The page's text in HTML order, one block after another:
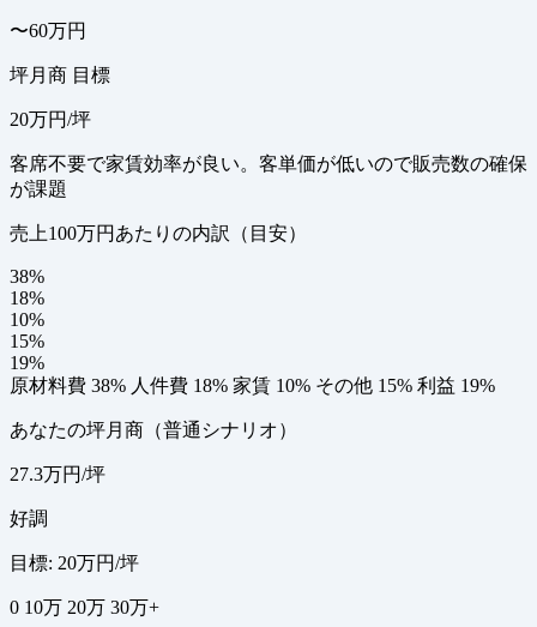
〜60万円
坪月商 目標
20万円/坪
客席不要で家賃効率が良い。客単価が低いので販売数の確保
が課題
売上100万円あたりの内訳（目安）
38%
18%
10%
15%
19%
原材料費 38% 人件費 18% 家賃 10% その他 15% 利益 19%
あなたの坪月商（普通シナリオ）
27.3万円/坪
好調
目標: 20万円/坪
0 10万 20万 30万+